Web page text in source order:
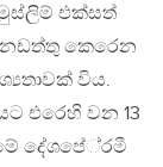
මුස්ලිම් එක්සත්
කෙරෙන
විය.
එරෙහි වන 13
දේශපේ‍්‍රමී